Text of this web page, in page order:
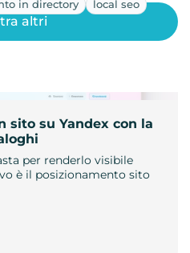
in directory
local seo
sito su Yandex con la
per renderlo visibile
è il posizionamento sito
altri